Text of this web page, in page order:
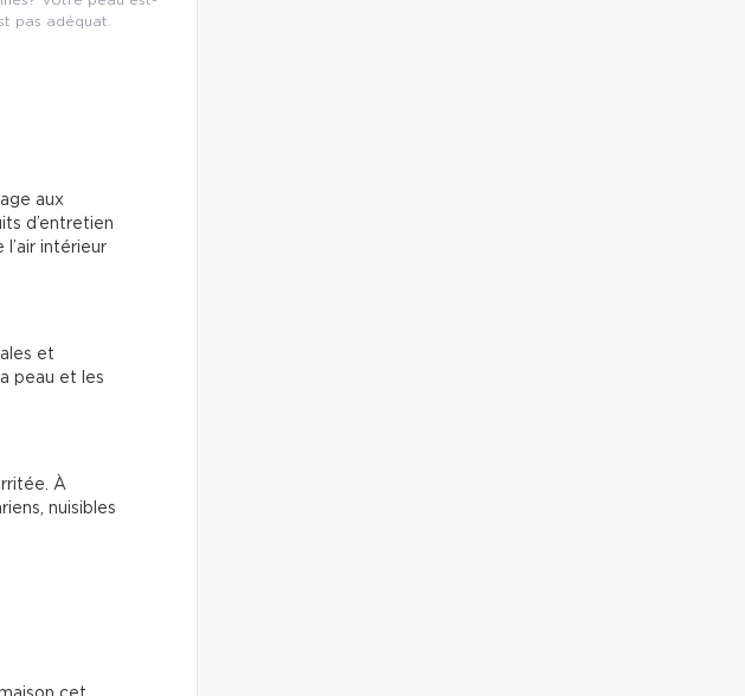
pas adéquat.
aux
d’entretien
intérieur
et
peau et les
À
nuisibles